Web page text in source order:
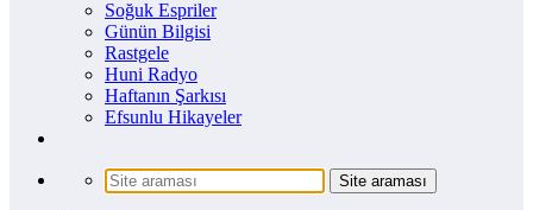
Soğuk Espriler
Günün Bilgisi
Rastgele
Huni Radyo
Haftanın Şarkısı
Efsunlu Hikayeler